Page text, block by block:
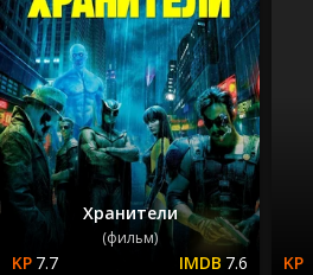
Хранители
(фильм)
7.7 7.6